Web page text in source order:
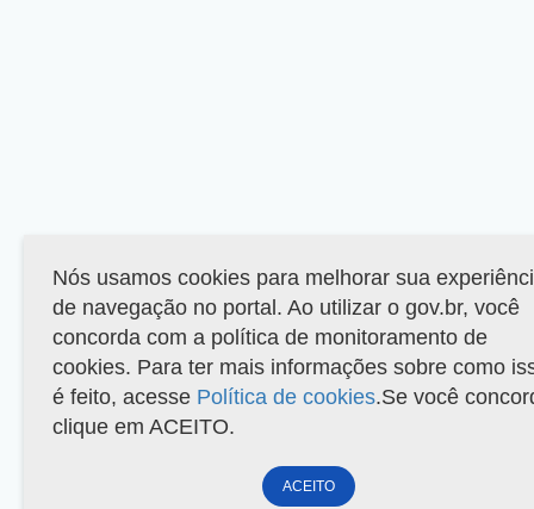
Nós usamos cookies para melhorar sua
de navegação no portal. Ao utilizar o gov.br, você
concorda com a política de monitoramento de
cookies. Para ter mais informações sobre como
é feito, acesse Política de cookies.Se você
clique em ACEITO.
ACEITO